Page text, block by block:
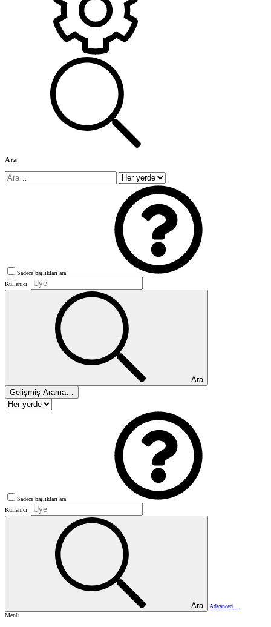
Ara
Sadece başlıkları ara
Kullanıcı:
Ara
Gelişmiş Arama…
Sadece başlıkları ara
Kullanıcı:
Ara
Advanced…
Menü